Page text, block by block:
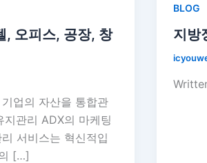
, 오피스, 공장, 창
업의 자산을 통합관
관리 ADX의 마케팅
서비스는 혁신적입
[…]
BLOG
지방